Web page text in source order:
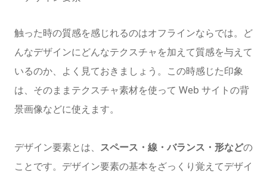
触った時の質感を感じれるのはオフラインならでは。ど
んなデザインにどんなテクスチャを加えて質感を与えて
いるのか、よく見ておきましょう。この時感じた印象
は、そのままテクスチャ素材を使って Web サイトの背
景画像などに使えます。
デザイン要素とは、 スペース・線・バランス・形などの
ことです。デザイン要素の基本をざっくり覚えてデザイ